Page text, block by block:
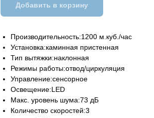
Добавить в корзину
Производительность:1200 м.куб./час
Установка:каминная пристенная
Тип вытяжки:наклонная
Режимы работы:отвод/циркуляция
Управление:сенсорное
Освещение:LED
Макс. уровень шума:73 дБ
Количество скоростей:3